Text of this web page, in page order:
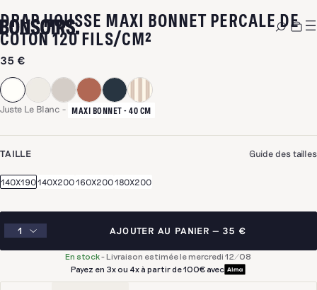
DRAP HOUSSE MAXI BONNET PERCALE DE
COTON 120 FILS/CM²
JUSTE LE BLANC
35 €
Juste Le Blanc - MAXI BONNET - 40 CM
TAILLE Guide des tailles
140X190140X200160X200180X200
AJOUTER AU PANIER 35 €
En stock-Livraison estimée le mercredi 12/08
Payez en 3x ou 4x à partir de 100€ avec